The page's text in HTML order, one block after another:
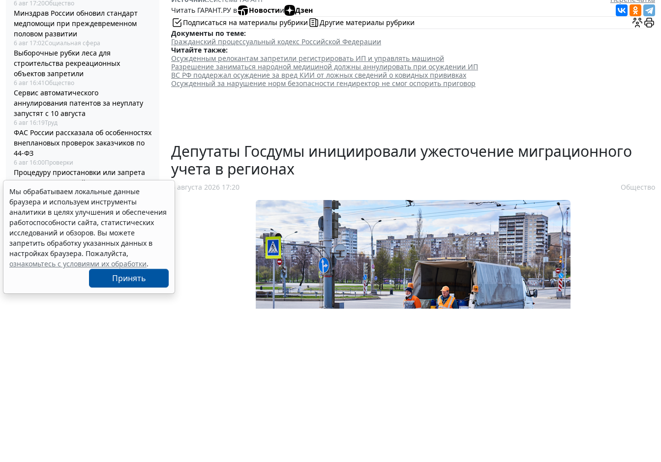
6 авг 17:20Общество
Минздрав России обновил стандарт
медпомощи при преждевременном
половом развитии
6 авг 17:02Социальная сфера
Выборочные рубки леса для
строительства рекреационных
объектов запретили
6 авг 16:41 Общество
Сервис автоматического
аннулирования патентов за неуплату
запустят с 10 августа
6 авг 16:19Труд
ФАС России рассказала об особенностях
внеплановых проверок заказчиков по
44-ФЗ
6 авг 16:00Проверки
Процедуру приостановки или запрета
реализации опасной продукции
оптимизируют
6 авг 15:39Бизнес
ФНС России планирует урегулировать
экстерриториальный порядок
рассмотрения жалоб
6 авг 15:15 Налоги и бухучет
Читать ГАРАНТ.РУ в
Новостии
Дзен
Подписаться на материалы рубрики
Другие материалы рубрики
Документы по теме:
Гражданский процессуальный кодекс Российской Федерации
Читайте также:
Осужденным релокантам запретили регистрировать ИП и управлять машиной
Разрешение заниматься народной медициной должны аннулировать при осуждении ИП
ВС РФ поддержал осуждение за вред КИИ от ложных сведений о ковидных прививках
Осужденный за нарушение норм безопасности гендиректор не смог оспорить приговор
Депутаты Госдумы инициировали ужесточение миграционного
учета в регионах
6 августа 2026 17:20 Общество
Мы обрабатываем локальные данные
браузера и используем инструменты
аналитики в целях улучшения и обеспечения
работоспособности сайта, статистических
исследований и обзоров. Вы можете
запретить обработку указанных данных в
настройках браузера. Пожалуйста,
ознакомьтесь с условиями их обработки.
Принять